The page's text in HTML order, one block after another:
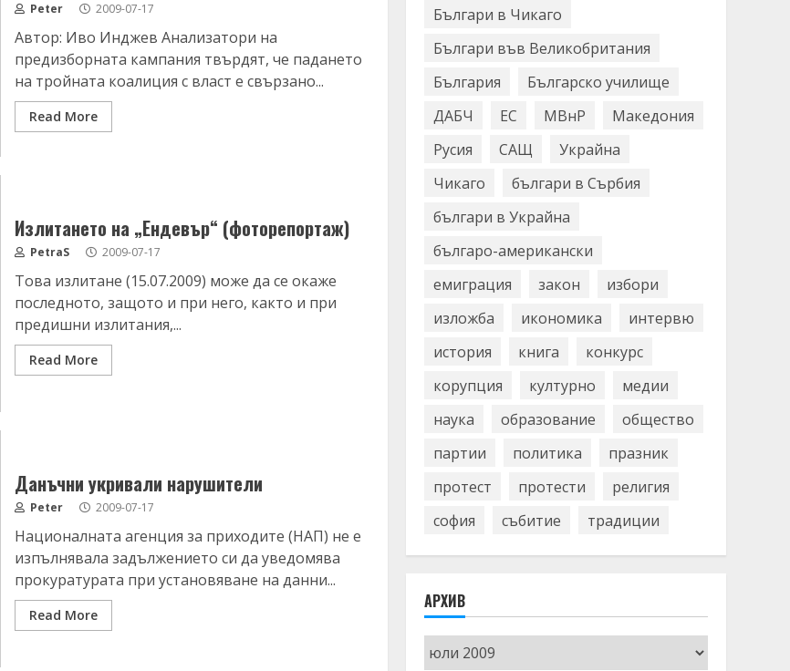
Peter 2009-07-17
Автор: Иво Инджев Анализатори на
предизборната кампания твърдят, че падането
на тройната коалиция с власт е свързано...
Read More
Излитането на „Ендевър“ (фоторепортаж)
PetraS 2009-07-17
Това излитане (15.07.2009) може да се окаже
последното, защото и при него, както и при
предишни излитания,...
Read More
Данъчни укривали нарушители
Peter 2009-07-17
Националната агенция за приходите (НАП) не е
изпълнявала задължението си да уведомява
прокуратурата при установяване на данни...
Read More
Българи в Чикаго
Българи във Великобритания
България
Българско училище
ДАБЧ
ЕС МВнР
Македония
Русия
САЩ
Украйна
Чикаго
българи в Сърбия
българи в Украйна
българо-американски
емиграция
закон
избори
изложба
икономика
интервю
история
книга
конкурс
корупция
културно
медии
наука
образование
общество
партии
политика
празник
протест
протести
религия
софия
събитие традиции
АРХИВ
Архив